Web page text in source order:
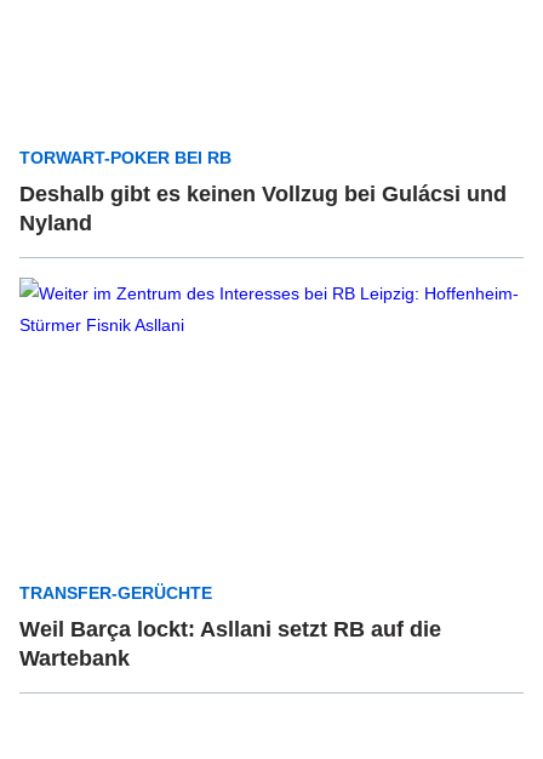
TORWART-POKER BEI RB
Deshalb gibt es keinen Vollzug bei Gulácsi und
Nyland
TRANSFER-GERÜCHTE
Weil Barça lockt: Asllani setzt RB auf die
Wartebank